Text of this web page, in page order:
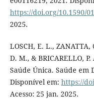
https://doi.org/10.1590/
2025.
LOSCH, E. L., ZANATTA,
D. M., & BRICARELLO,
Saúde Única. Saúde em
Disponível em: https://
Acesso: 25 jan. 2025.